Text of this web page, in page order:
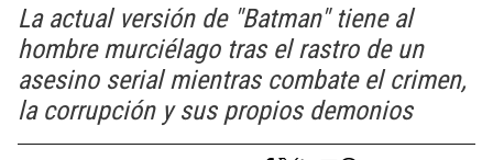
La actual versión de "Batman" tiene al
hombre murciélago tras el rastro de un
asesino serial mientras combate el crimen,
la corrupción y sus propios demonios